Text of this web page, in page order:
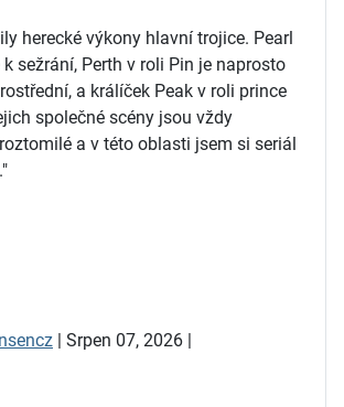
herecké výkony hlavní trojice. Pearl
sežrání, Perth v roli Pin je naprosto
a králíček Peak v roli prince
společné scény jsou vždy
a v této oblasti jsem si seriál
| Srpen 07, 2026 |